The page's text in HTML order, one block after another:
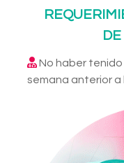
No haber tenido
semana anterior a